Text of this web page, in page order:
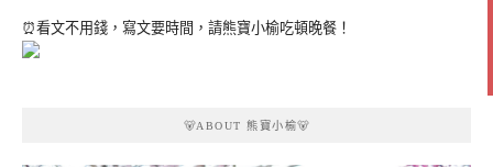
⏰看文不用錢，寫文要時間，請熊寶小榆吃頓晚餐！
🐻ABOUT 熊寶小榆🐻